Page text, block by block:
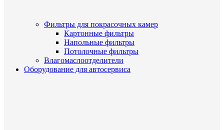
Фильтры для покрасочных камер
Картонные фильтры
Напольные фильтры
Потолочные фильтры
Влагомаслоотделители
Оборудование для автосервиса